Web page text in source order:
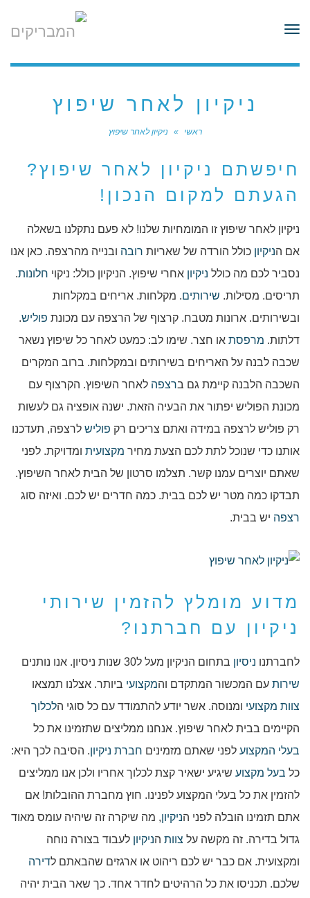
תפריט
ניקיון לאחר שיפוץ
ראשי » ניקיון לאחר שיפוץ
חיפשתם ניקיון לאחר שיפוץ?
הגעתם למקום הנכון!
ניקיון לאחר שיפוץ זו המומחיות שלנו! לא פעם נתקלנו בשאלה
אם הניקיון כולל הורדה של שאריות רובה ובנייה מהרצפה. כאן אנו
נסביר לכם מה כולל ניקיון אחרי שיפוץ. הניקיון כולל: ניקוי חלונות.
תריסים. מסילות. שירותים. מקלחות. אריחים במקלחות
ובשירותים. ארונות מטבח. קרצוף של הרצפה עם מכונת פוליש.
דלתות. מרפסת או חצר. שימו לב: כמעט לאחר כל שיפוץ נשאר
שכבה לבנה על האריחים בשירותים ובמקלחות. ברוב המקרים
השכבה הלבנה קיימת גם ברצפה לאחר השיפוץ. הקרצוף עם
מכונת הפוליש יפתור את הבעיה הזאת. ישנה אופציה גם לעשות
רק פוליש לרצפה במידה ואתם צריכים רק פוליש לרצפה, תעדכנו
אותנו כדי שנוכל לתת לכם הצעת מחיר מקצועית ומדויקת. לפני
שאתם יוצרים עמנו קשר. תצלמו סרטון של הבית לאחר השיפוץ.
תבדקו כמה מטר יש לכם בבית. כמה חדרים יש לכם. ואיזה סוג
רצפה יש בבית.
מדוע מומלץ להזמין שירותי
ניקיון עם חברתנו?
לחברתנו ניסיון בתחום הניקיון מעל ל30 שנות ניסיון. אנו נותנים
שירות עם המכשור המתקדם והמקצועי ביותר. אצלנו תמצאו
צוות מקצועי ומנוסה. אשר יודע להתמודד עם כל סוגי הלכלוך
הקיימים בבית לאחר שיפוץ. אנחנו ממליצים שתזמינו את כל
בעלי המקצוע לפני שאתם מזמינים חברת ניקיון. הסיבה לכך היא:
כל בעל מקצוע שיגיע ישאיר קצת לכלוך אחריו ולכן אנו ממליצים
להזמין את כל בעלי המקצוע לפנינו. חוץ מחברת ההובלות! אם
אתם תזמינו הובלה לפני הניקיון, מה שיקרה זה שיהיה עומס מאוד
גדול בדירה. זה מקשה על צוות הניקיון לעבוד בצורה נוחה
ומקצועית. אם כבר יש לכם ריהוט או ארגזים שהבאתם לדירה
שלכם. תכניסו את כל הרהיטים לחדר אחד. כך שאר הבית יהיה